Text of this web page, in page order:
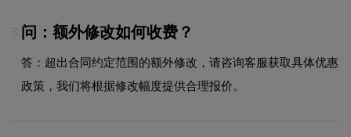
5. 问：额外修改如何收费？
答：超出合同约定范围的额外修改，请咨询客服获取具体优惠
政策，我们将根据修改幅度提供合理报价。